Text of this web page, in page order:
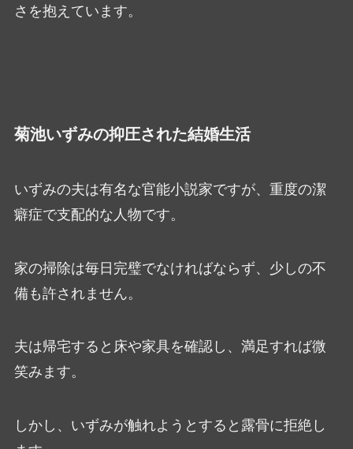
さを抱えています。
菊池いずみの抑圧された結婚生活
いずみの夫は有名な官能小説家ですが、重度の潔
癖症で支配的な人物です。
家の掃除は毎日完璧でなければならず、少しの不
備も許されません。
夫は帰宅すると床や家具を確認し、満足すれば微
笑みます。
しかし、いずみが触れようとすると露骨に拒絶し